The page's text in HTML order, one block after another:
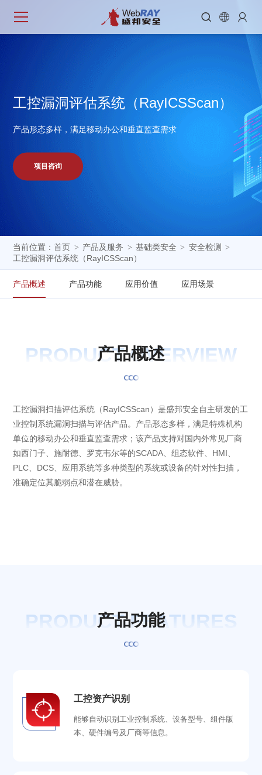
  
工控漏洞评估系统 （RayICSScan）
产品形态多样，满足移动办公和垂直监查需求
项目咨询
当前位置：首页 > 产品及服务 > 基础类安全 > 安全检测 >
工控漏洞评估系统（RayICSScan）
产品概述 产品功能 应用价值 应用场景
PRODUCT OVERVIEW
产品概述
工控漏洞扫描评估系统（RayICSScan）是盛邦安全自主研发的工
业控制系统漏洞扫描与评估产品。产品形态多样，满足特殊机构
单位的移动办公和垂直监查需求；该产品支持对国内外常见厂商
如西门子、施耐德、罗克韦尔等的SCADA、组态软件、HMI、
PLC、DCS、应用系统等多种类型的系统或设备的针对性扫描，
准确定位其脆弱点和潜在威胁。
PRODUCT FEATURES
产品功能
工控资产识别
能够自动识别工业控制系统、设备型号、组件版
本、硬件编号及厂商等信息。